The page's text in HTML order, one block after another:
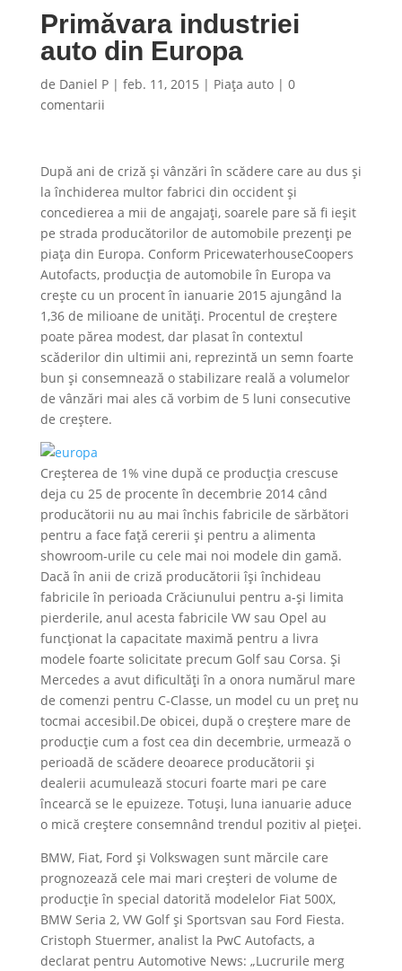
Primăvara industriei
auto din Europa
de Daniel P| feb. 11, 2015 | Piaţa auto| 0
comentarii
După ani de criză și vânzări în scădere care au dus și
la închiderea multor fabrici din occident și
concedierea a mii de angajați, soarele pare să fi ieșit
pe strada producătorilor de automobile prezenți pe
piața din Europa. Conform PricewaterhouseCoopers
Autofacts, producția de automobile în Europa va
crește cu un procent în ianuarie 2015 ajungând la
1,36 de milioane de unități. Procentul de creștere
poate părea modest, dar plasat în contextul
scăderilor din ultimii ani, reprezintă un semn foarte
bun și consemnează o stabilizare reală a volumelor
de vânzări mai ales că vorbim de 5 luni consecutive
de creștere.
Creșterea de 1% vine după ce producția crescuse
deja cu 25 de procente în decembrie 2014 când
producătorii nu au mai închis fabricile de sărbători
pentru a face față cererii și pentru a alimenta
showroom-urile cu cele mai noi modele din gamă.
Dacă în anii de criză producătorii își închideau
fabricile în perioada Crăciunului pentru a-și limita
pierderile, anul acesta fabricile VW sau Opel au
funcționat la capacitate maximă pentru a livra
modele foarte solicitate precum Golf sau Corsa. Și
Mercedes a avut dificultăți în a onora numărul mare
de comenzi pentru C-Classe, un model cu un preț nu
tocmai accesibil.De obicei, după o creștere mare de
producție cum a fost cea din decembrie, urmează o
perioadă de scădere deoarece producătorii și
dealerii acumulează stocuri foarte mari pe care
încearcă se le epuizeze. Totuși, luna ianuarie aduce
o mică creștere consemnând trendul pozitiv al pieței.
BMW, Fiat, Ford și Volkswagen sunt mărcile care
prognozează cele mai mari creșteri de volume de
producție în special datorită modelelor Fiat 500X,
BMW Seria 2, VW Golf și Sportsvan sau Ford Fiesta.
Cristoph Stuermer, analist la PwC Autofacts, a
declarat pentru Automotive News: „Lucrurile merg